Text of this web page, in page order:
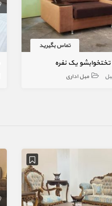
تماس بگیرید
تختخوابشو یک نفره
مبل اداری